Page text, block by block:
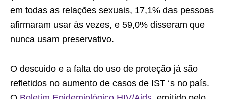
em todas as relações sexuais, 17,1% das pessoas
afirmaram usar às vezes, e 59,0% disseram que
nunca usam preservativo.
O descuido e a falta do uso de proteção já são
refletidos no aumento de casos de IST ‘s no país.